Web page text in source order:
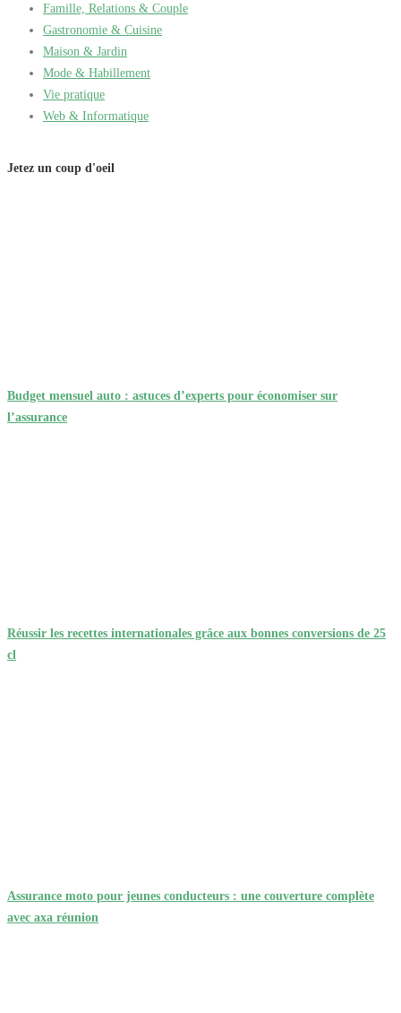
Famille, Relations & Couple
Gastronomie & Cuisine
Maison & Jardin
Mode & Habillement
Vie pratique
Web & Informatique
Jetez un coup d'oeil
Budget mensuel auto : astuces d’experts pour économiser sur
l’assurance
Réussir les recettes internationales grâce aux bonnes conversions de 25
cl
Assurance moto pour jeunes conducteurs : une couverture complète
avec axa réunion